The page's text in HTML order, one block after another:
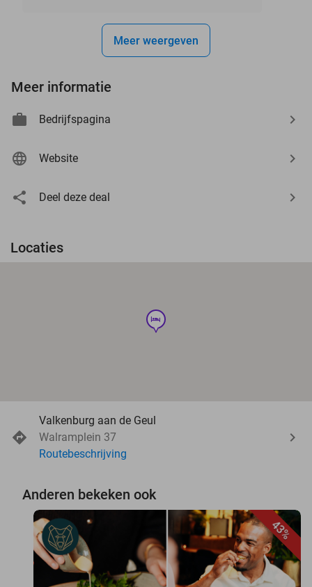
Meer weergeven
Meer informatie
Bedrijfspagina
Website
Deel deze deal
Locaties
hotel
Valkenburg aan de Geul
Walramplein 37
Routebeschrijving
Anderen bekeken ook
43%